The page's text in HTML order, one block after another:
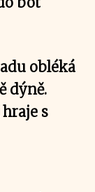
obléká
dýně.
hraje s